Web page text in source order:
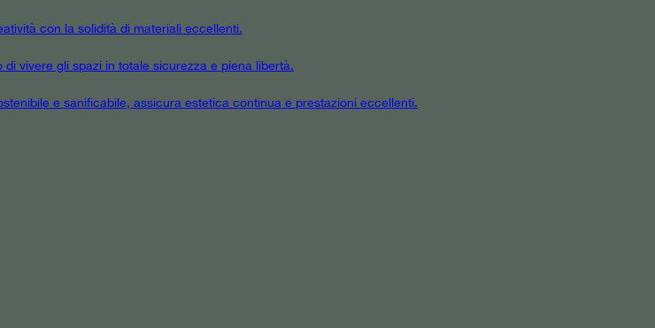
con la solidità di materiali eccellenti.
vivere gli spazi in totale sicurezza e piena libertà.
e sanificabile, assicura estetica continua e prestazioni eccellenti.